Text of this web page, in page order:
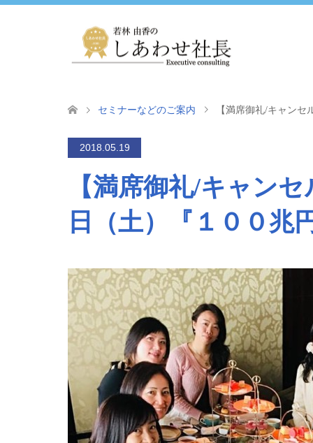
セミナーなどのご案内 【満席御礼/キャン
2018.05.19
【満席御礼/キャン
日（土）『１００兆